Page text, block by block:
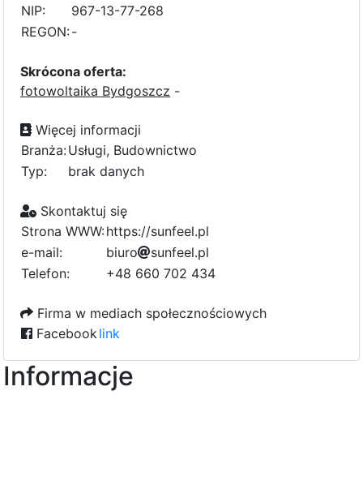
NIP:
967-13-77-268
REGON:-
Skrócona oferta:
fotowoltaika Bydgoszcz -
Więcej informacji
Branża:Usługi, Budownictwo
Typ:
brak danych
Skontaktuj się
Strona WWW:https://sunfeel.pl
e-mail:
1
5
bc
iua
ro5
3
sunfe8
el.pl
1
Telefon: +48 660 702 434
Firma w mediach społecznościowych
Facebook link
Informacje